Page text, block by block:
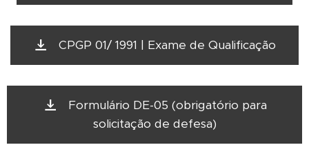
CPGP 01/ 1991 | Exame de Qualificação
Formulário DE-05 (obrigatório para
solicitação de defesa)